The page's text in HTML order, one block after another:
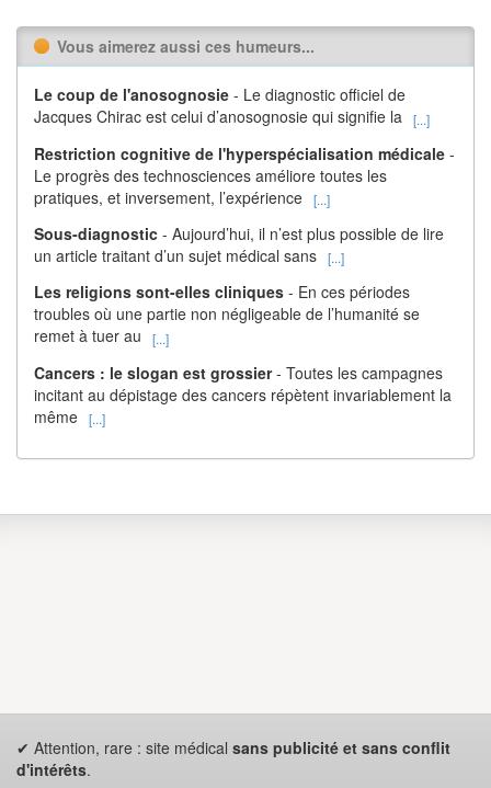
Vous aimerez aussi ces humeurs...
Le coup de l'anosognosie - Le diagnostic officiel de
Jacques Chirac est celui d’anosognosie qui signifie la [...]
Restriction cognitive de l'hyperspécialisation médicale -
Le progrès des technosciences améliore toutes les
pratiques, et inversement, l’expérience [...]
Sous-diagnostic - Aujourd’hui, il n’est plus possible de lire
un article traitant d’un sujet médical sans [...]
Les religions sont-elles cliniques - En ces périodes
troubles où une partie non négligeable de l’humanité se
remet à tuer au
[...]
Cancers : le slogan est grossier- Toutes les campagnes
incitant au dépistage des cancers répètent invariablement la
même [...]
✔ Attention, rare : site médical sans publicité et sans conflit
d'intérêts.